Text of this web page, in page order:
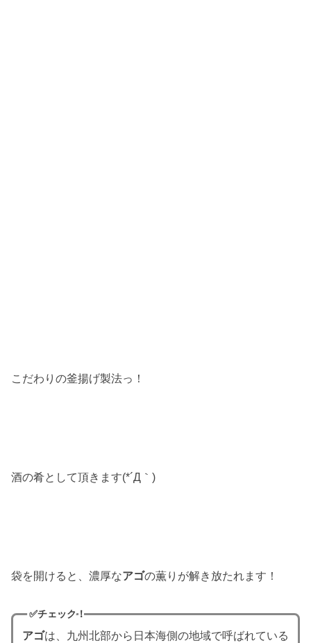
こだわりの釜揚げ製法っ！
酒の肴として頂きます(*´Д｀)
袋を開けると、濃厚なアゴの薫りが解き放たれます！
✅チェック！
アゴは、九州北部から日本海側の地域で呼ばれている